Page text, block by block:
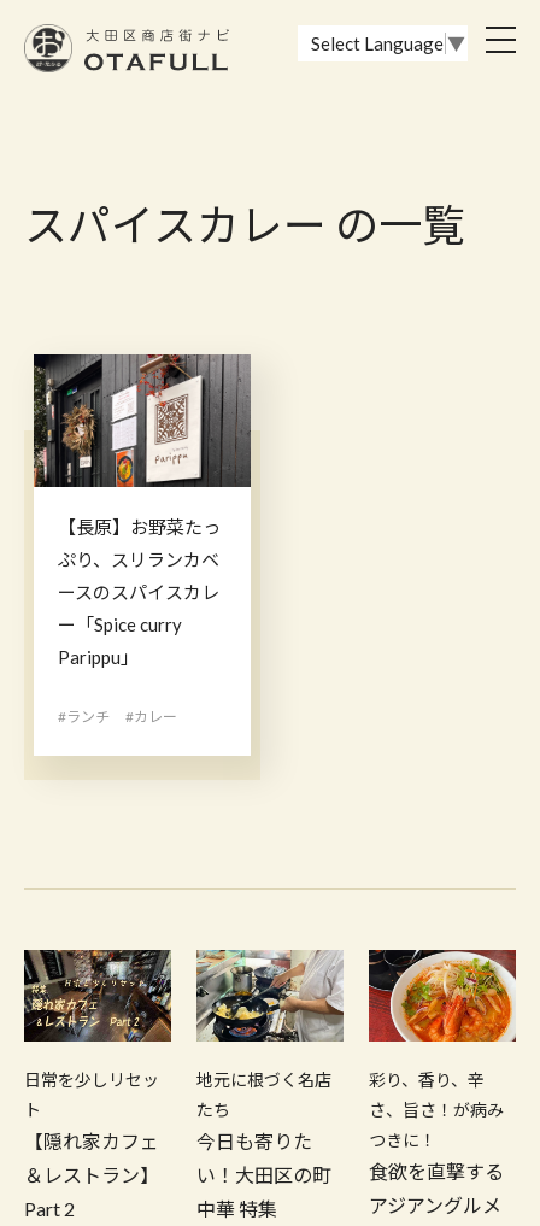
Select Language ▼
スパイスカレー の一覧
【長原】お野菜たっ
ぷり、スリランカベ
ースのスパイスカレ
ー「Spice curry
Parippu」
#ランチ #カレー
日常を少しリセッ
ト
【隠れ家カフェ
＆レストラン】
Part 2
地元に根づく名店
たち
今日も寄りた
い！大田区の町
中華 特集
彩り、香り、辛
さ、旨さ！が病み
つきに！
食欲を直撃する
アジアングルメ